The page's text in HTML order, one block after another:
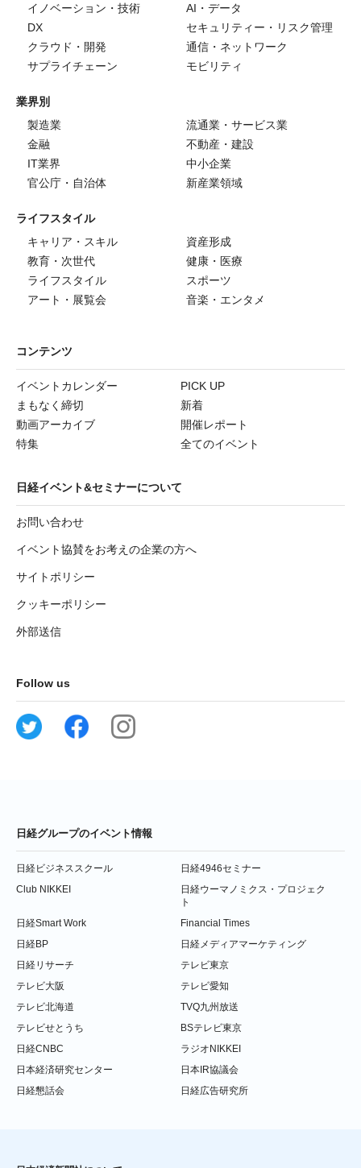
イノベーション・技術
AI・データ
DX
セキュリティー・リスク管理
クラウド・開発
通信・ネットワーク
サプライチェーン
モビリティ
業界別
製造業
流通業・サービス業
金融
不動産・建設
IT業界
中小企業
官公庁・自治体
新産業領域
ライフスタイル
キャリア・スキル
資産形成
教育・次世代
健康・医療
ライフスタイル
スポーツ
アート・展覧会
音楽・エンタメ
コンテンツ
イベントカレンダー
PICK UP
まもなく締切
新着
動画アーカイブ
開催レポート
特集
全てのイベント
日経イベント&セミナーについて
お問い合わせ
イベント協賛をお考えの企業の方へ
サイトポリシー
クッキーポリシー
外部送信
Follow us
日経グループのイベント情報
日経ビジネススクール
日経4946セミナー
Club NIKKEI
日経ウーマノミクス・プロジェク
ト
日経Smart Work
Financial Times
日経BP
日経メディアマーケティング
日経リサーチ
テレビ東京
テレビ大阪
テレビ愛知
テレビ北海道
TVQ九州放送
テレビせとうち
BSテレビ東京
日経CNBC
ラジオNIKKEI
日本経済研究センター
日本IR協議会
日経懇話会
日経広告研究所